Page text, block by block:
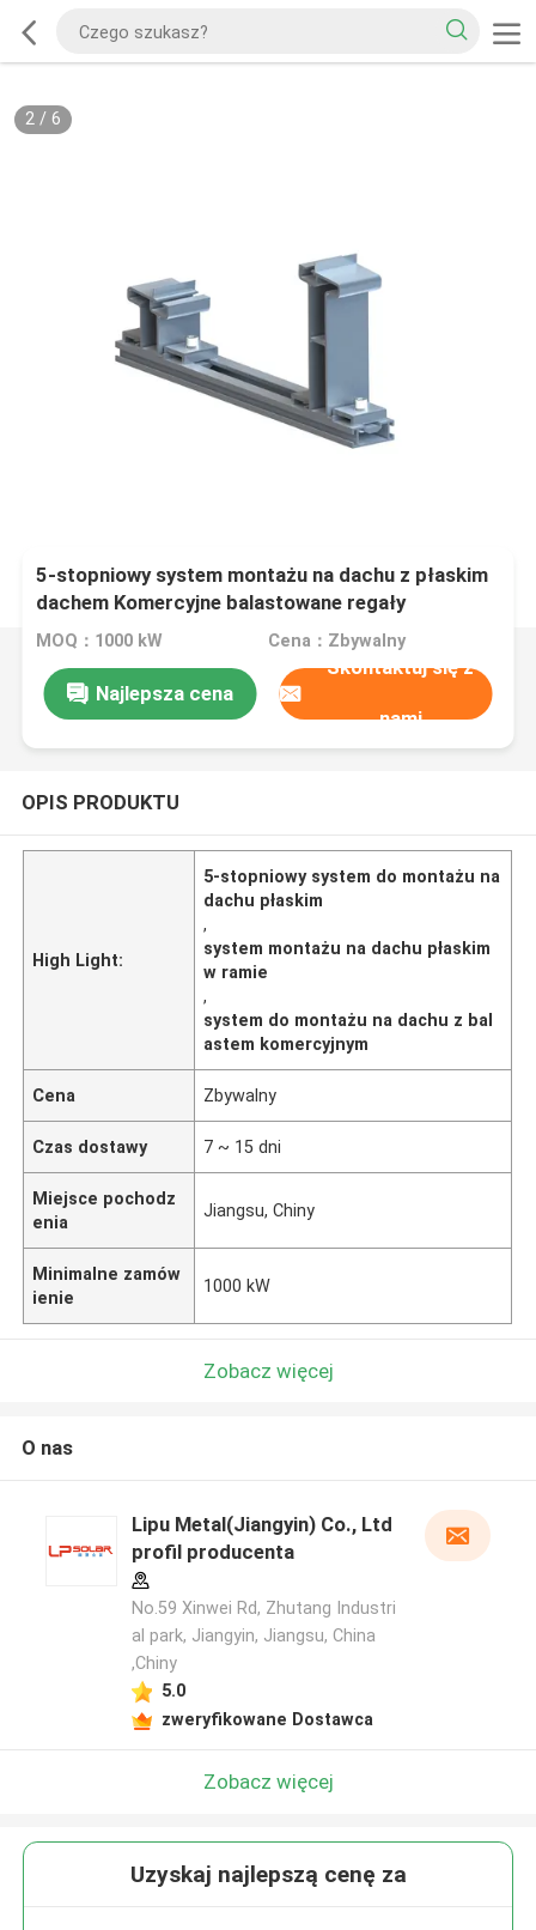
2/ 6
5-stopniowy system montażu na dachu z płaskim
dachem Komercyjne balastowane regały
słoneczne do montażu na dachu
MOQ：1000 kW Cena：Zbywalny
Najlepsza cena
Skontaktuj się z
nami
OPIS PRODUKTU
High Light:
5-stopniowy system do montażu na
dachu płaskim
,
system montażu na dachu płaskim
w ramie
,
system do montażu na dachu z bal
astem komercyjnym
Cena Zbywalny
Czas dostawy 7 ~ 15 dni
Miejsce pochodz
enia
Jiangsu, Chiny
Minimalne zamów
ienie
1000 kW
Zobacz więcej
O nas
Lipu Metal(Jiangyin) Co., Ltd
profil producenta
No.59 Xinwei Rd, Zhutang Industri
al park, Jiangyin, Jiangsu, China
,Chiny
5.0
zweryfikowane Dostawca
Zobacz więcej
Uzyskaj najlepszą cenę za